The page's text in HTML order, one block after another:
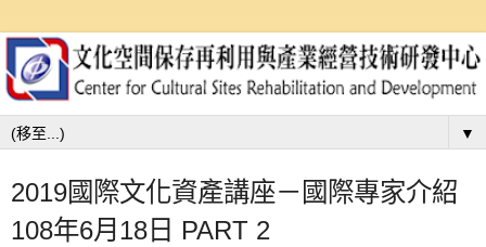
▼
2019國際文化資產講座－國際專家介紹
108年6月18日 PART 2